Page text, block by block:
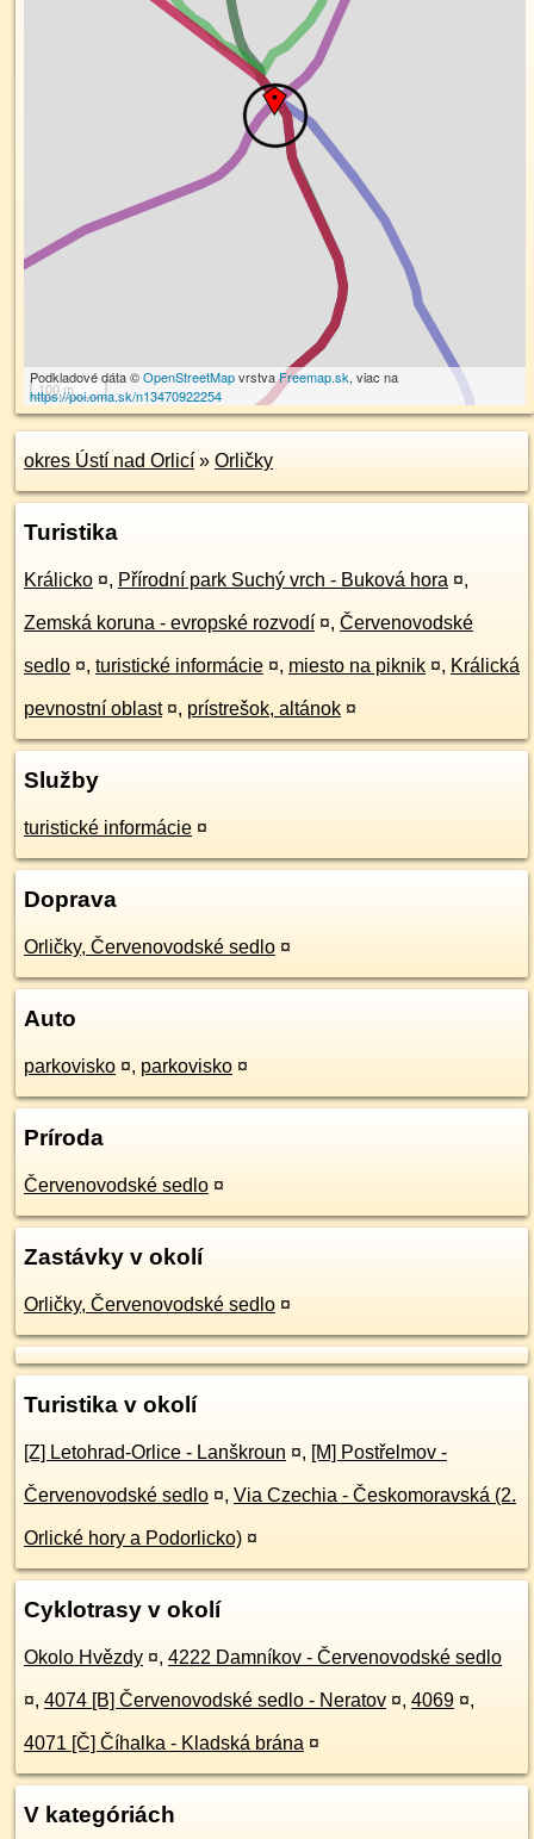
100 m
Podkladové dáta ©OpenStreetMapvrstvaFreemap.sk, viac na
https://poi.oma.sk/n13470922254
okres Ústí nad Orlicí » Orličky
Turistika
Králicko ¤, Přírodní park Suchý vrch - Buková hora ¤,
Zemská koruna - evropské rozvodí ¤, Červenovodské
sedlo ¤, turistické informácie ¤, miesto na piknik ¤, Králická
pevnostní oblast ¤, prístrešok, altánok ¤
Služby
turistické informácie ¤
Doprava
Orličky, Červenovodské sedlo ¤
Auto
parkovisko ¤, parkovisko ¤
Príroda
Červenovodské sedlo ¤
Zastávky v okolí
Orličky, Červenovodské sedlo ¤
Turistika v okolí
[Z] Letohrad-Orlice - Lanškroun ¤, [M] Postřelmov -
Červenovodské sedlo ¤, Via Czechia - Českomoravská (2.
Orlické hory a Podorlicko) ¤
Cyklotrasy v okolí
Okolo Hvězdy ¤, 4222 Damníkov - Červenovodské sedlo
¤, 4074 [B] Červenovodské sedlo - Neratov ¤, 4069 ¤,
4071 [Č] Číhalka - Kladská brána ¤
V kategóriách